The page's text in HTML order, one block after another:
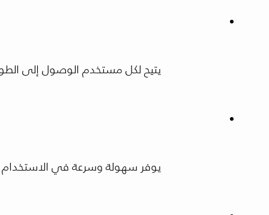
يتيح لكل مستخدم الوصول إلى
يوفر سهولة وسرعة في